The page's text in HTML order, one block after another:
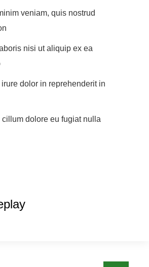
veniam, quis nostrud
nisi ut aliquip ex ea
dolor in reprehenderit in
cillum dolore eu fugiat nulla